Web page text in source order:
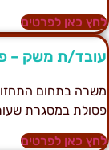
כאן לפרטים
ת משק –
בתחום התחזוקה
במסגרת
כאן לפרטים